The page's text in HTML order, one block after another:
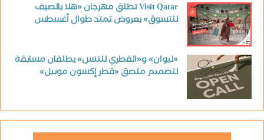
Visit Qatar تطلق مهرجان «هلا بالصيف
للتسوق» بعروض تمتد طوال أغسطس
«ليوان» و«القطري للتنس» يطلقان مسابقة
لتصميم ملصق «قطر إكسون موبيل»